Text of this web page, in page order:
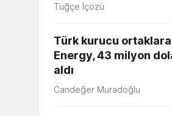
Tuğçe İçözü
Türk kurucu
Energy, 43 milyon
aldı
Candeğer Muradoğlu